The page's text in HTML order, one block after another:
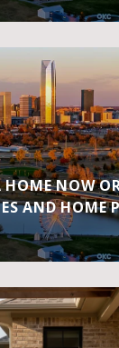
NOW
AND HOME